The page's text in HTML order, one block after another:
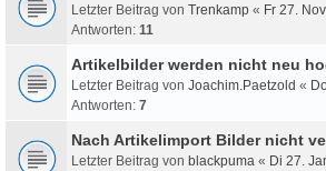
Letzter Beitrag von Trenkamp « Fr 27.
Antworten: 11
Artikelbilder werden nicht neu
Letzter Beitrag von Joachim.Paetzold «
Antworten: 7
Nach Artikelimport Bilder nicht
Letzter Beitrag von blackpuma « Di 27.